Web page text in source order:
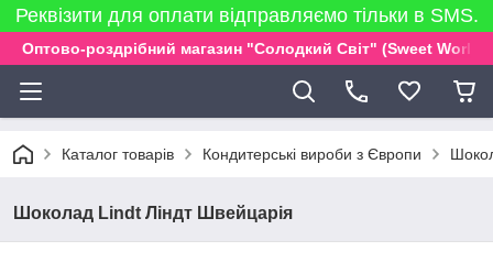
Реквізити для оплати відправляємо тільки в SMS.
Оптово-роздрібний магазин "Солодкий Світ" (Sweet World)
Каталог товарів Кондитерські вироби з Європи
Шоколад Lindt Ліндт Швейцарія